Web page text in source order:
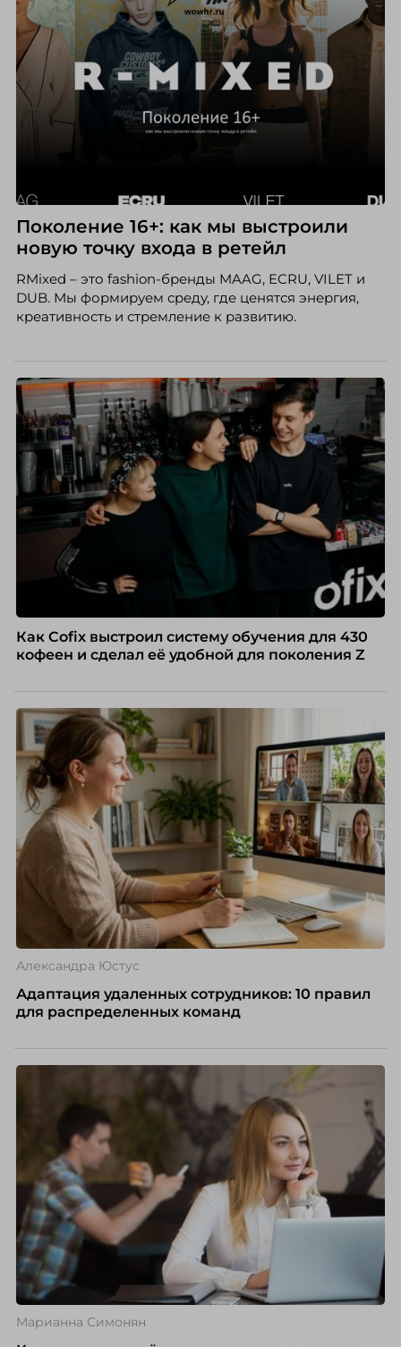
Поколение 16+: как мы выстроили
новую точку входа в ретейл
RMixed – это fashion-бренды MAAG, ECRU, VILET и
DUB. Мы формируем среду, где ценятся энергия,
креативность и стремление к развитию.
Как Cofix выстроил систему обучения для 430
кофеен и сделал её удобной для поколения Z
Александра Юстус
Адаптация удаленных сотрудников: 10 правил
для распределенных команд
Марианна Симонян